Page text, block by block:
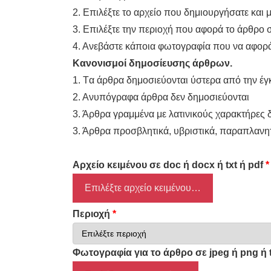
ΨΙΘΥΡΟΙ
ΑΠΟΣΤΟΛΗ
ΑΡΘΡΩΝ
2. Επιλέξτε το αρχείο που δημιουργήσατε και
3. Επιλέξτε την περιοχή που αφορά το άρθρο
4. Ανεβάστε κάποια φωτογραφία που να
Κανονισμοί δημοσίευσης άρθρων.
1. Tα άρθρα δημοσιεύονται ύστερα από την
2. Ανυπόγραφα άρθρα δεν δημοσιεύονται
3. Άρθρα γραμμένα με λατινικούς χαρακτήρες
3. Άρθρα προσβλητικά, υβριστικά,
Αρχείο κειμένου σε doc ή docx ή txt ή pdf*
Επιλέξτε αρχείο κειμένου…
Περιοχή *
Φωτογραφία για το άρθρο σε jpeg ή png ή